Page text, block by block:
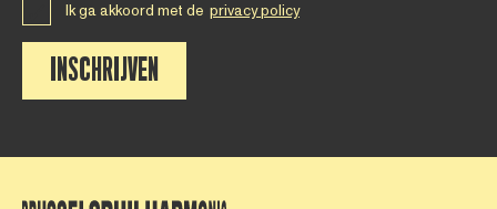
Ik ga akkoord met de privacy policy
INSCHRIJVEN